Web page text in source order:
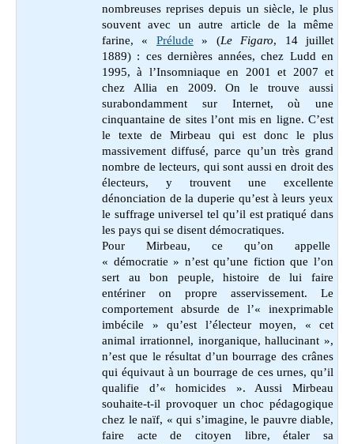
nombreuses reprises depuis un siècle, le plus
souvent avec un autre article de la même
farine, « Prélude » (Le Figaro, 14 juillet
1889) : ces dernières années, chez Ludd en
1995, à l’Insomniaque en 2001 et 2007 et
chez Allia en 2009. On le trouve aussi
surabondamment sur Internet, où une
cinquantaine de sites l’ont mis en ligne. C’est
le texte de Mirbeau qui est donc le plus
massivement diffusé, parce qu’un très grand
nombre de lecteurs, qui sont aussi en droit des
électeurs, y trouvent une excellente
dénonciation de la duperie qu’est à leurs yeux
le suffrage universel tel qu’il est pratiqué dans
les pays qui se disent démocratiques.
Pour Mirbeau, ce qu’on appelle
« démocratie » n’est qu’une fiction que l’on
sert au bon peuple, histoire de lui faire
entériner on propre asservissement. Le
comportement absurde de l’« inexprimable
imbécile » qu’est l’électeur moyen, « cet
animal irrationnel, inorganique, hallucinant »,
n’est que le résultat d’un bourrage des crânes
qui équivaut à un bourrage de ces urnes, qu’il
qualifie d’« homicides ». Aussi Mirbeau
souhaite-t-il provoquer un choc pédagogique
chez le naïf, « qui s’imagine, le pauvre diable,
faire acte de citoyen libre, étaler sa